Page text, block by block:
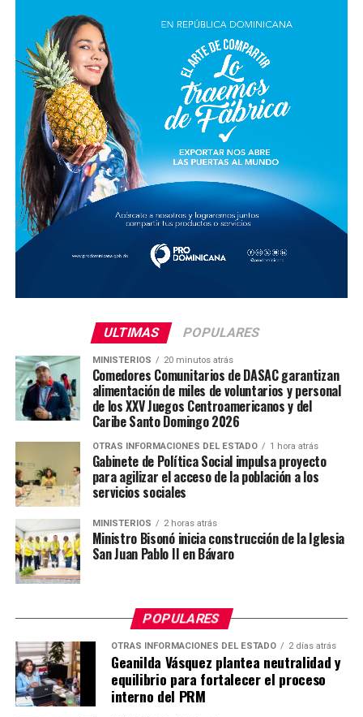
ULTIMAS POPULARES
MINISTERIOS 20 minutos atrás
Comedores Comunitarios de DASAC garantizan
alimentación de miles de voluntarios y personal
de los XXV Juegos Centroamericanos y del
Caribe Santo Domingo 2026
OTRAS INFORMACIONES DEL ESTADO 1 hora atrás
Gabinete de Política Social impulsa proyecto
para agilizar el acceso de la población a los
servicios sociales
MINISTERIOS 2 horas atrás
Ministro Bisonó inicia construcción de la Iglesia
San Juan Pablo II en Bávaro
POPULARES
OTRAS INFORMACIONES DEL ESTADO 2 días atrás
Geanilda Vásquez plantea neutralidad y
equilibrio para fortalecer el proceso
interno del PRM